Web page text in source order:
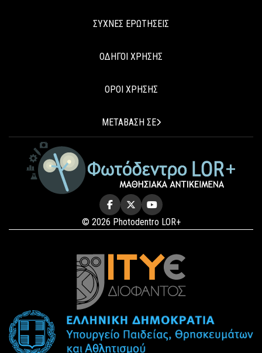
ΣΥΧΝΕΣ ΕΡΩΤΗΣΕΙΣ
ΟΔΗΓΟΙ ΧΡΗΣΗΣ
ΟΡΟΙ ΧΡΗΣΗΣ
ΜΕΤΑΒΑΣΗ ΣΕ
© 2026 Photodentro LOR+